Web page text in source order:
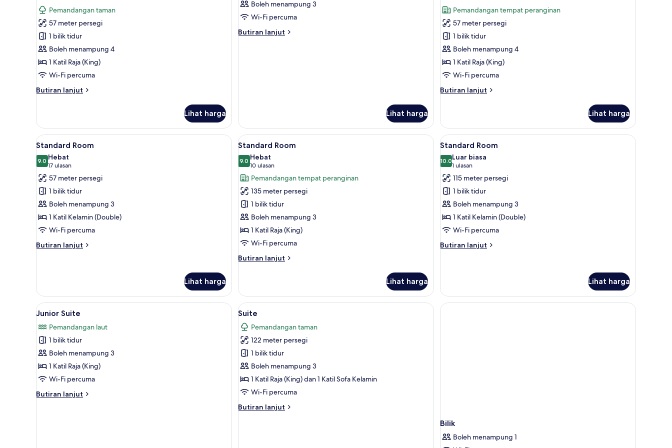
untuk
Standard
Room
ulasan)
Pemandangan taman
57 meter persegi
1 bilik tidur
Boleh menampung 4
1 Katil Raja (King)
Wi-Fi percuma
Butiran lanjut
Butiran
Room
Lihat harga
untuk
Standard
Room
Boleh menampung 3
Wi-Fi percuma
Butiran lanjut
Butiran
Lihat harga
untuk
Standard
Room
ulasan)
Pemandangan tempat peranginan
57 meter persegi
1 bilik tidur
Boleh menampung 4
1 Katil Raja (King)
Wi-Fi percuma
Butiran lanjut
Butiran
Room
Lihat harga
Lihat
semua
foto
untuk
Standard
Room
4
Standard Room
9.09.0 daripada 10
Hebat
17 ulasan
(17
ulasan)
57 meter persegi
1 bilik tidur
Boleh menampung 3
1 Katil Kelamin (Double)
Wi-Fi percuma
Butiran lanjut
Butiran
Lihat harga
Lihat
semua
foto
untuk
Standard
Room
Bar mini percuma, peti besi dalam bilik, Wi-fi percuma, cadar katil
6
Standard Room
9.09.0 daripada 10
Hebat
10 ulasan
(10
ulasan)
Pemandangan tempat peranginan
135 meter persegi
1 bilik tidur
Boleh menampung 3
1 Katil Raja (King)
Wi-Fi percuma
Butiran lanjut
Butiran
Room
Lihat harga
Lihat
semua
foto
untuk
Standard
Room
Bar mini percuma, peti besi dalam bilik, Wi-fi
8
Standard Room
10.010.0 daripada 10
Luar biasa
1 ulasan
(1
ulasan)
115 meter persegi
1 bilik tidur
Boleh menampung 3
1 Katil Kelamin (Double)
Wi-Fi percuma
Butiran lanjut
Butiran
Lihat harga
Lihat
semua
foto
untuk
Junior
Suite
Bar mini percuma, peti besi dalam bilik, Wi-fi percuma, cadar katil
3
Junior Suite
Pemandangan laut
1 bilik tidur
Boleh menampung 3
1 Katil Raja (King)
Wi-Fi percuma
Butiran lanjut
Butiran
Lihat
semua
foto
untuk
Suite
Suite | Bar mini percuma, peti besi dalam bilik, Wi-fi percuma, cadar katil
8
Suite
Pemandangan taman
122 meter persegi
1 bilik tidur
Boleh menampung 3
1 Katil Raja (King) dan 1 Katil Sofa Kelamin
Wi-Fi percuma
Butiran lanjut
Butiran
Bilik
Boleh menampung 1